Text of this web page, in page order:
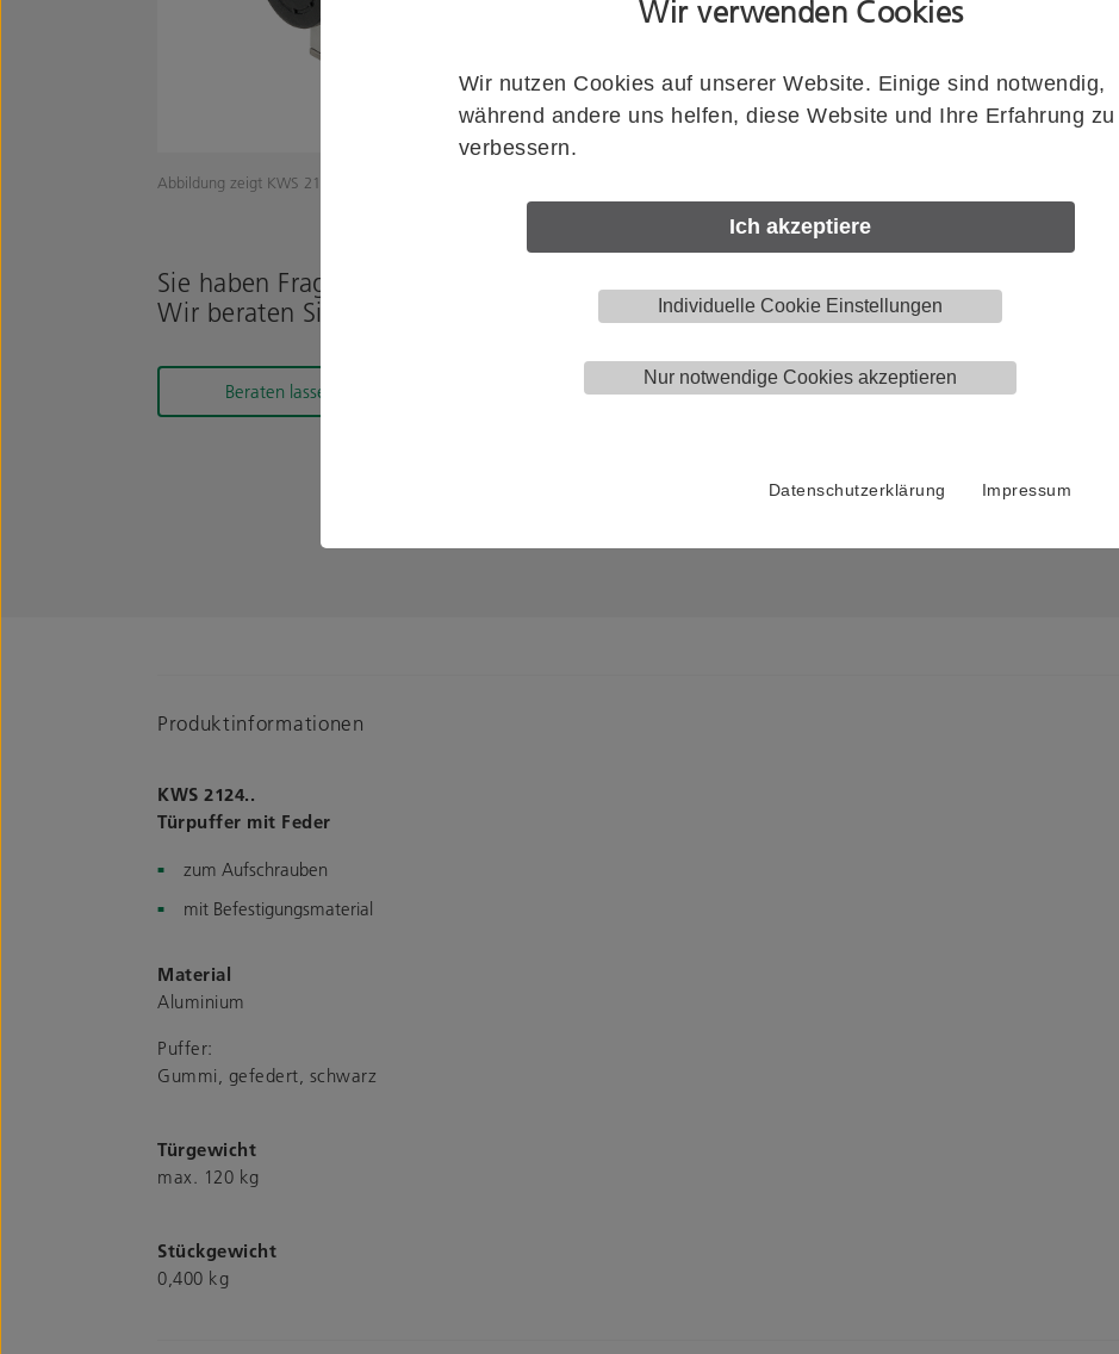
Wir verwenden Cookies
Wir nutzen Cookies auf unserer Website. Einige sind notwendig,
während andere uns helfen, diese Website und Ihre Erfahrung zu
verbessern.
Ich akzeptiere
Individuelle Cookie Einstellungen
Nur notwendige Cookies akzeptieren
Datenschutzerklärung Impressum
Abbildung zeigt KWS 2124.31
Sie haben Fragen zum Produkt?
Wir beraten Sie gerne!
Beraten lassen
Artikelnummer
Stück
Downloads
Produktinformationen
KWS 2124..
Türpuffer mit Feder
zum Aufschrauben
mit Befestigungsmaterial
Material
Aluminium
Puffer:
Gummi, gefedert, schwarz
Türgewicht
max. 120 kg
Stückgewicht
0,400 kg